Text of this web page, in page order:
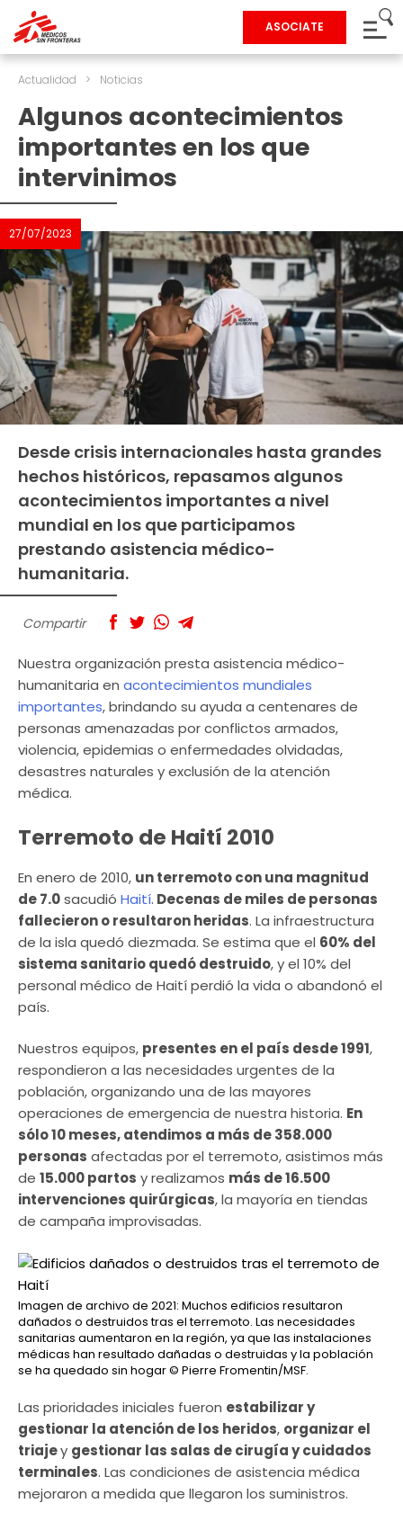
ASOCIATE
Actualidad > Noticias
Algunos acontecimientos
importantes en los que
intervinimos
27/07/2023
Desde crisis internacionales hasta grandes
hechos históricos, repasamos algunos
acontecimientos importantes a nivel
mundial en los que participamos
prestando asistencia médico-
humanitaria.
Compartir
Nuestra organización presta asistencia médico-
humanitaria en acontecimientos mundiales
importantes, brindando su ayuda a centenares de
personas amenazadas por conflictos armados,
violencia, epidemias o enfermedades olvidadas,
desastres naturales y exclusión de la atención
médica.
Terremoto de Haití 2010
En enero de 2010, un terremoto con una magnitud
de 7.0sacudió Haití. Decenas de miles de personas
fallecieron o resultaron heridas. La infraestructura
de la isla quedó diezmada. Se estima que el 60% del
sistema sanitario quedó destruido, y el 10% del
personal médico de Haití perdió la vida o abandonó el
país.
Nuestros equipos, presentes en el país desde 1991,
respondieron a las necesidades urgentes de la
población, organizando una de las mayores
operaciones de emergencia de nuestra historia. En
sólo 10 meses, atendimos a más de 358.000
personas afectadas por el terremoto, asistimos más
de 15.000 partos y realizamos más de 16.500
intervenciones quirúrgicas, la mayoría en tiendas
de campaña improvisadas.
Imagen de archivo de 2021: Muchos edificios resultaron
dañados o destruidos tras el terremoto. Las necesidades
sanitarias aumentaron en la región, ya que las instalaciones
médicas han resultado dañadas o destruidas y la población
se ha quedado sin hogar© Pierre Fromentin/MSF.
Las prioridades iniciales fueron estabilizar y
gestionar la atención de los heridos, organizar el
triajey gestionar las salas de cirugía y cuidados
terminales. Las condiciones de asistencia médica
mejoraron a medida que llegaron los suministros.